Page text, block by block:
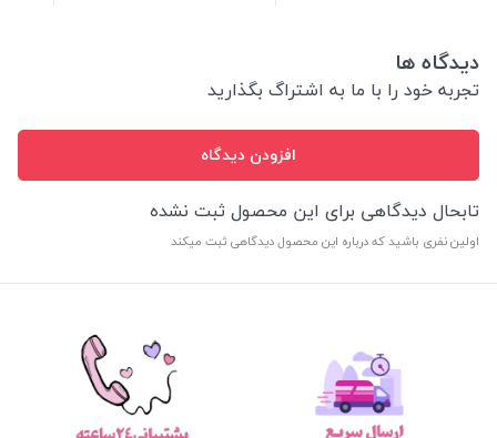
دیدگاه ها
تجربه خود را با ما به اشتراگ بگذارید
افزودن دیدگاه
تابحال دیدگاهی برای این محصول ثبت نشده
اولین نفری باشید که درباره این محصول دیدگاهی ثبت میکند